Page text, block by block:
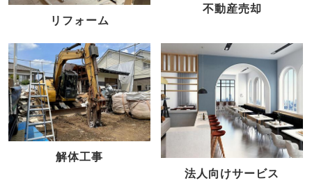
リフォーム
不動産売却
解体工事
法人向けサービス